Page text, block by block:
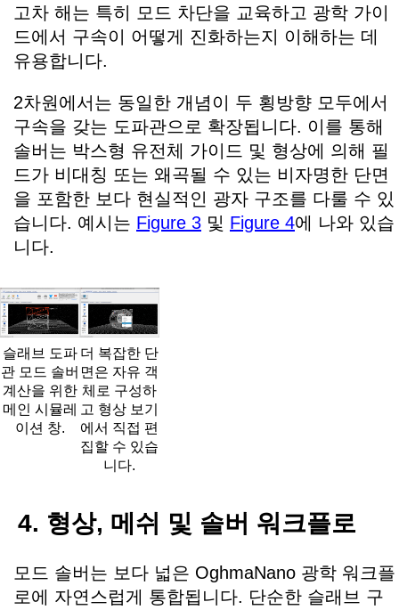
고차 해는 특히 모드 차단을 교육하고 광학 가이
드에서 구속이 어떻게 진화하는지 이해하는 데
유용합니다.
2차원에서는 동일한 개념이 두 횡방향 모두에서
구속을 갖는 도파관으로 확장됩니다. 이를 통해
솔버는 박스형 유전체 가이드 및 형상에 의해 필
드가 비대칭 또는 왜곡될 수 있는 비자명한 단면
을 포함한 보다 현실적인 광자 구조를 다룰 수 있
습니다. 예시는 Figure 3 및 Figure 4에 나와 있습
니다.
슬래브 도파
관 모드 솔버
계산을 위한
메인 시뮬레
이션 창.
더 복잡한 단
면은 자유 객
체로 구성하
고 형상 보기
에서 직접 편
집할 수 있습
니다.
4. 형상, 메쉬 및 솔버 워크플로
모드 솔버는 보다 넓은 OghmaNano 광학 워크플
로에 자연스럽게 통합됩니다. 단순한 슬래브 구